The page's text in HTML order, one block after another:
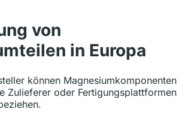
von
in Europa
können Magnesiumkomponenten
Zulieferer oder Fertigungsplattformen